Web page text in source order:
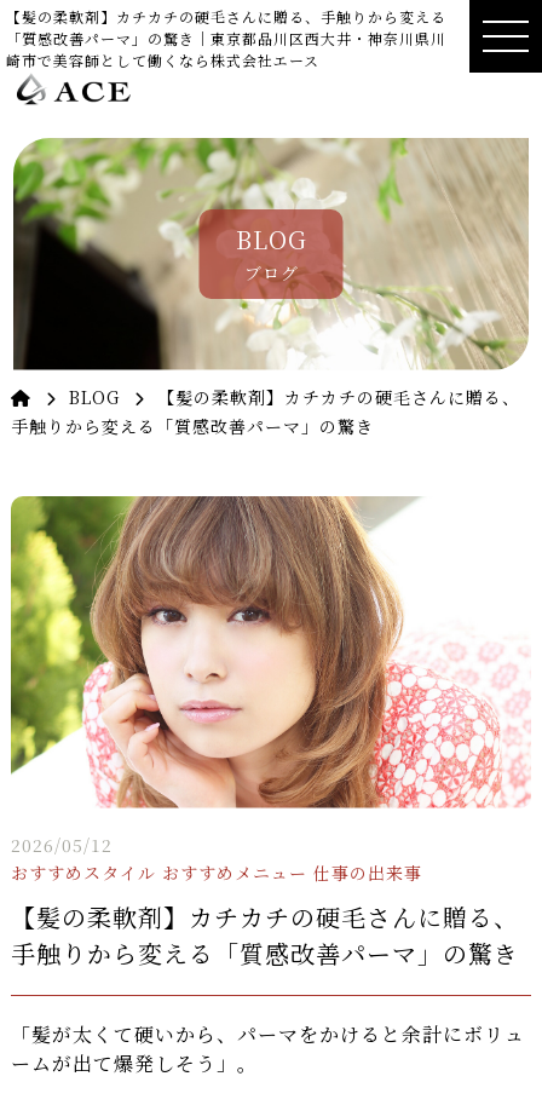
【髪の柔軟剤】カチカチの硬毛さんに贈る、手触りから変える
「質感改善パーマ」の驚き｜東京都品川区西大井・神奈川県川
崎市で美容師として働くなら株式会社エース
BLOG
ブログ
BLOG
【髪の柔軟剤】カチカチの硬毛さんに贈る、
手触りから変える「質感改善パーマ」の驚き
2026/05/12
おすすめスタイル おすすめメニュー 仕事の出来事
【髪の柔軟剤】カチカチの硬毛さんに贈る、
手触りから変える「質感改善パーマ」の驚き
「髪が太くて硬いから、パーマをかけると余計にボリュ
ームが出て爆発しそう」。